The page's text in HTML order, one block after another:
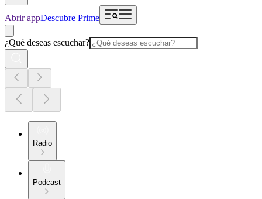
Abrir appDescubre Prime
¿Qué deseas escuchar?
Radio
Podcast